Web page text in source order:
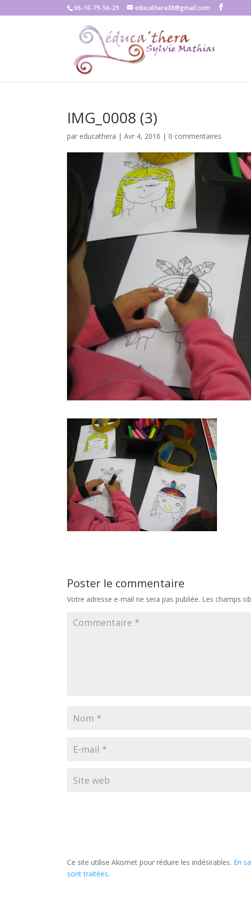
06-10-79-56-29 educathera38@gmail.com
IMG_0008 (3)
par educathera |Avr 4, 2016 | 0 commentaires
Poster le commentaire
Votre adresse e-mail ne sera pas publiée. Les champs
Ce site utilise Akismet pour réduire les indésirables. En
sont traitées.